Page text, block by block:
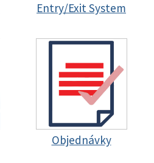
Entry/Exit System
Objednávky